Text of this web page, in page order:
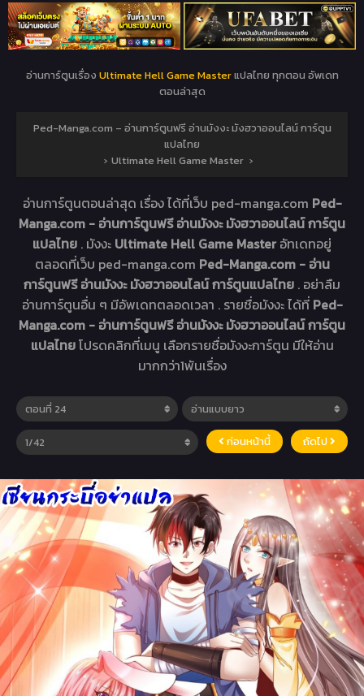
อ่านการ์ตูนเรื่อง Ultimate Hell Game Masterแปลไทย ทุกตอน อัพเดท
ตอนล่าสุด
Ped-Manga.com – อ่านการ์ตูนฟรี อ่านมังงะ มังฮวาออนไลน์ การ์ตูน
แปลไทย
› Ultimate Hell Game Master ›
อ่านการ์ตูนตอนล่าสุด เรื่องได้ที่เว็บ ped-manga.com Ped-
Manga.com - อ่านการ์ตูนฟรี อ่านมังงะ มังฮวาออนไลน์ การ์ตูน
แปลไทย . มังงะ Ultimate Hell Game Master อัทเดทอยู่
ตลอดที่เว็บ ped-manga.com Ped-Manga.com - อ่าน
การ์ตูนฟรี อ่านมังงะ มังฮวาออนไลน์ การ์ตูนแปลไทย . อย่าลืม
อ่านการ์ตูนอื่น ๆ มีอัพเดทตลอดเวลา . รายชื่อมังงะ ได้ที่ Ped-
Manga.com - อ่านการ์ตูนฟรี อ่านมังงะ มังฮวาออนไลน์ การ์ตูน
แปลไทยโปรดคลิกที่เมนู เลือกรายชื่อมังงะการ์ตูน มีให้อ่าน
มากกว่า1พันเรื่อง
ก่อนหน้านี้ ถัดไป